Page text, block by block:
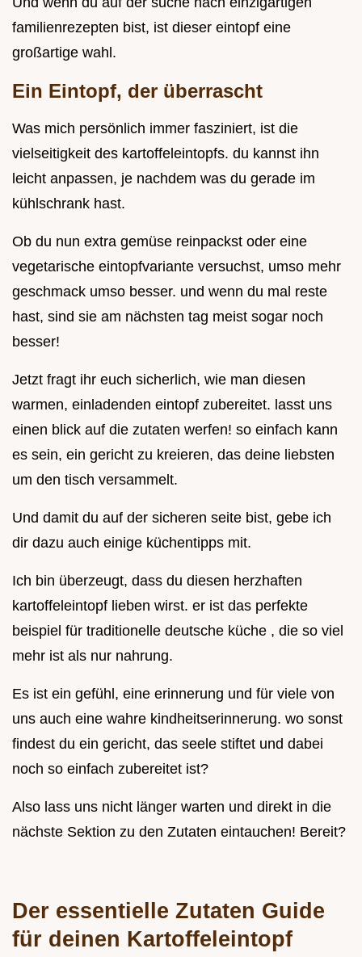
familienrezepten bist, ist dieser eintopf eine
großartige wahl.
Ein Eintopf, der überrascht
Was mich persönlich immer fasziniert, ist die
vielseitigkeit des kartoffeleintopfs. du kannst ihn
leicht anpassen, je nachdem was du gerade im
kühlschrank hast.
Ob du nun extra gemüse reinpackst oder eine
vegetarische eintopfvariante versuchst, umso mehr
geschmack umso besser. und wenn du mal reste
hast, sind sie am nächsten tag meist sogar noch
besser!
Jetzt fragt ihr euch sicherlich, wie man diesen
warmen, einladenden eintopf zubereitet. lasst uns
einen blick auf die zutaten werfen! so einfach kann
es sein, ein gericht zu kreieren, das deine liebsten
um den tisch versammelt.
Und damit du auf der sicheren seite bist, gebe ich
dir dazu auch einige küchentipps mit.
Ich bin überzeugt, dass du diesen herzhaften
kartoffeleintopf lieben wirst. er ist das perfekte
beispiel für traditionelle deutsche küche , die so viel
mehr ist als nur nahrung.
Es ist ein gefühl, eine erinnerung und für viele von
uns auch eine wahre kindheitserinnerung. wo sonst
findest du ein gericht, das seele stiftet und dabei
noch so einfach zubereitet ist?
Also lass uns nicht länger warten und direkt in die
nächste Sektion zu den Zutaten eintauchen! Bereit?
Der essentielle Zutaten Guide
für deinen Kartoffeleintopf